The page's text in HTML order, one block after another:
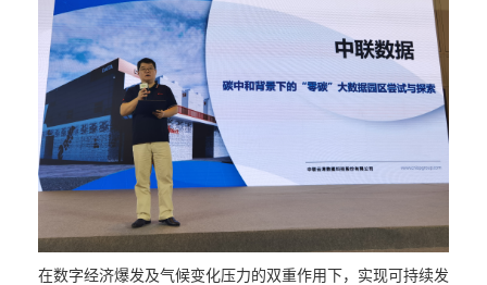
在数字经济爆发及气候变化压力的双重作用下，实现可持续发